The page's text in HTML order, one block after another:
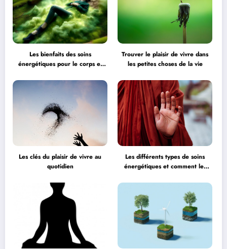
Les bienfaits des soins
énergétiques pour le corps et
Trouver le plaisir de vivre dans
les petites choses de la vie
Les clés du plaisir de vivre au
quotidien
Les différents types de soins
énergétiques et comment les